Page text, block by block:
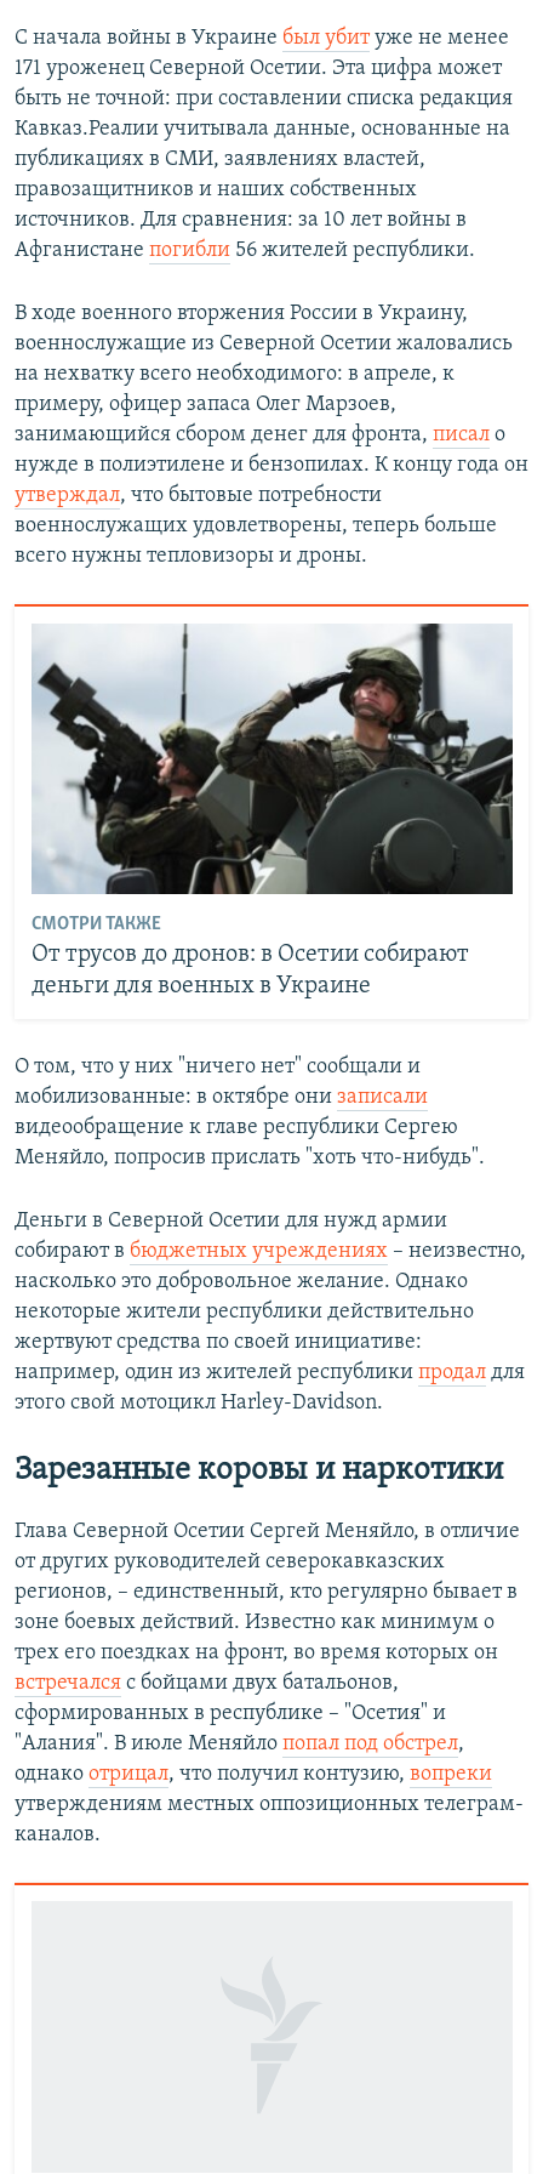
С начала войны в Украине был убитуже не менее
171 уроженец Северной Осетии. Эта цифра может
быть не точной: при составлении списка редакция
Кавказ.Реалии учитывала данные, основанные на
публикациях в СМИ, заявлениях властей,
правозащитников и наших собственных
источников. Для сравнения: за 10 лет войны в
Афганистане погибли 56 жителей республики.
В ходе военного вторжения России в Украину,
военнослужащие из Северной Осетии жаловались
на нехватку всего необходимого: в апреле, к
примеру, офицер запаса Олег Марзоев,
занимающийся сбором денег для фронта, писал о
нужде в полиэтилене и бензопилах. К концу года он
утверждал, что бытовые потребности
военнослужащих удовлетворены, теперь больше
всего нужны тепловизоры и дроны.
СМОТРИ ТАКЖЕ
От трусов до дронов: в Осетии собирают
деньги для военных в Украине
О том, что у них "ничего нет" сообщали и
мобилизованные: в октябре они записали
видеообращение к главе республики Сергею
Меняйло, попросив прислать "хоть что-нибудь".
Деньги в Северной Осетии для нужд армии
собирают в бюджетных учреждениях – неизвестно,
насколько это добровольное желание. Однако
некоторые жители республики действительно
жертвуют средства по своей инициативе:
например, один из жителей республики продал для
этого свой мотоцикл Harley-Davidson.
Зарезанные коровы и наркотики
Глава Северной Осетии Сергей Меняйло, в отличие
от других руководителей северокавказских
регионов, – единственный, кто регулярно бывает в
зоне боевых действий. Известно как минимум о
трех его поездках на фронт, во время которых он
встречался с бойцами двух батальонов,
сформированных в республике – "Осетия" и
"Алания". В июле Меняйло попал под обстрел,
однако отрицал, что получил контузию, вопреки
утверждениям местных оппозиционных телеграм-
каналов.